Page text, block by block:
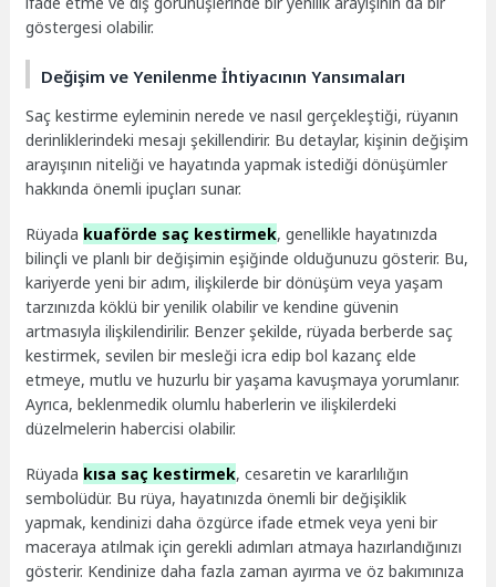
göstergesi olabilir.
Değişim ve Yenilenme İhtiyacının Yansımaları
Saç kestirme eyleminin nerede ve nasıl gerçekleştiği, rüyanın
derinliklerindeki mesajı şekillendirir. Bu detaylar, kişinin değişim
arayışının niteliği ve hayatında yapmak istediği dönüşümler
hakkında önemli ipuçları sunar.
Rüyada kuaförde saç kestirmek, genellikle hayatınızda
bilinçli ve planlı bir değişimin eşiğinde olduğunuzu gösterir. Bu,
kariyerde yeni bir adım, ilişkilerde bir dönüşüm veya yaşam
tarzınızda köklü bir yenilik olabilir ve kendine güvenin
artmasıyla ilişkilendirilir. Benzer şekilde, rüyada berberde saç
kestirmek, sevilen bir mesleği icra edip bol kazanç elde
etmeye, mutlu ve huzurlu bir yaşama kavuşmaya yorumlanır.
Ayrıca, beklenmedik olumlu haberlerin ve ilişkilerdeki
düzelmelerin habercisi olabilir.
Rüyada kısa saç kestirmek, cesaretin ve kararlılığın
sembolüdür. Bu rüya, hayatınızda önemli bir değişiklik
yapmak, kendinizi daha özgürce ifade etmek veya yeni bir
maceraya atılmak için gerekli adımları atmaya hazırlandığınızı
gösterir. Kendinize daha fazla zaman ayırma ve öz bakımınıza